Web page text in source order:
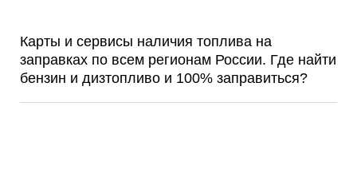
Карты и сервисы наличия топлива на
заправках по всем регионам России. Где найти
бензин и дизтопливо и 100% заправиться?